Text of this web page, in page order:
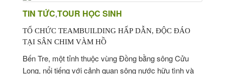
TIN TỨC,TOUR HỌC SINH
TỔ CHỨC TEAMBUILDING HẤP DẪN, ĐỘC ĐÁO
TẠI SÂN CHIM VÀM HỒ
Bến Tre, một tỉnh thuộc vùng Đồng bằng sông Cửu
Long, nổi tiếng với cảnh quan sông nước hữu tình và